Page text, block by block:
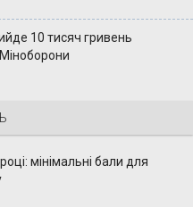
10 тисяч гривень
мінімальні бали для